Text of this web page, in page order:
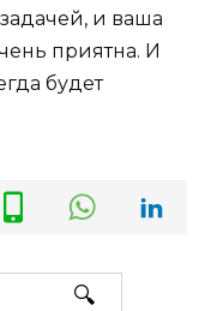
и ваша
приятна. И
будет